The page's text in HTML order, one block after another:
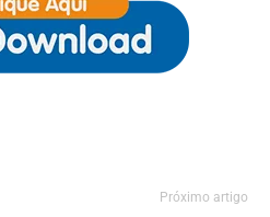
Próximo artigo